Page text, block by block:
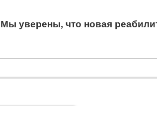
уверены, что новая